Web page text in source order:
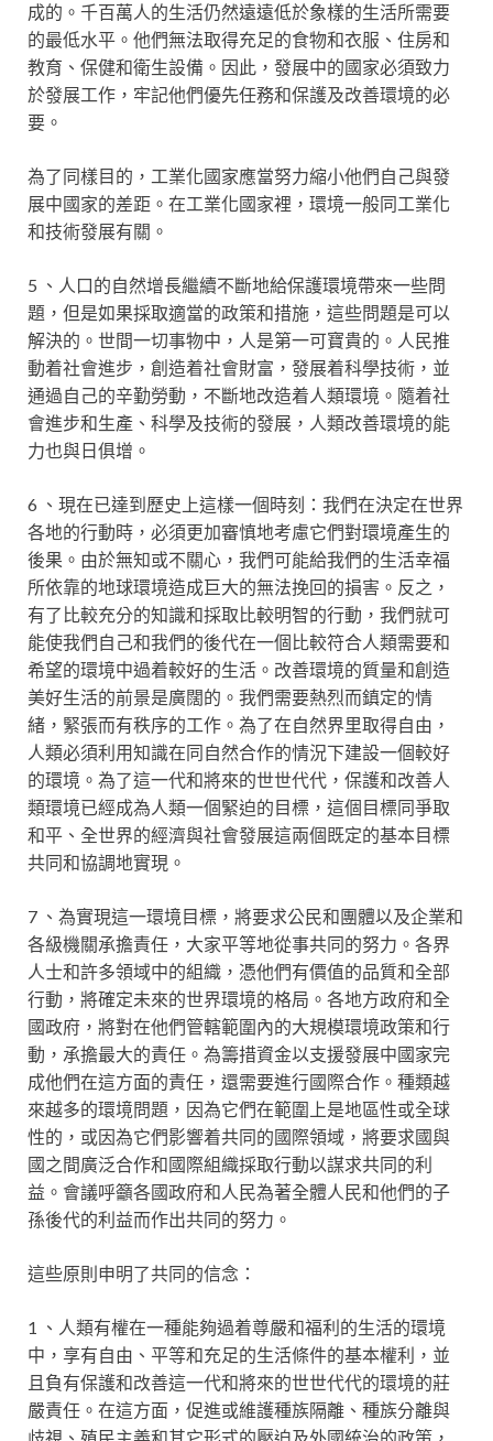
成的。千百萬人的生活仍然遠遠低於象樣的生活所需要
的最低水平。他們無法取得充足的食物和衣服、住房和
教育、保健和衛生設備。因此，發展中的國家必須致力
於發展工作，牢記他們優先任務和保護及改善環境的必
要。
為了同樣目的，工業化國家應當努力縮小他們自己與發
展中國家的差距。在工業化國家裡，環境一般同工業化
和技術發展有關。
5 、人口的自然增長繼續不斷地給保護環境帶來一些問
題，但是如果採取適當的政策和措施，這些問題是可以
解決的。世間一切事物中，人是第一可寶貴的。人民推
動着社會進步，創造着社會財富，發展着科學技術，並
通過自己的辛勤勞動，不斷地改造着人類環境。隨着社
會進步和生產、科學及技術的發展，人類改善環境的能
力也與日俱增。
6 、現在已達到歷史上這樣一個時刻：我們在決定在世界
各地的行動時，必須更加審慎地考慮它們對環境產生的
後果。由於無知或不關心，我們可能給我們的生活幸福
所依靠的地球環境造成巨大的無法挽回的損害。反之，
有了比較充分的知識和採取比較明智的行動，我們就可
能使我們自己和我們的後代在一個比較符合人類需要和
希望的環境中過着較好的生活。改善環境的質量和創造
美好生活的前景是廣闊的。我們需要熱烈而鎮定的情
緒，緊張而有秩序的工作。為了在自然界里取得自由，
人類必須利用知識在同自然合作的情況下建設一個較好
的環境。為了這一代和將來的世世代代，保護和改善人
類環境已經成為人類一個緊迫的目標，這個目標同爭取
和平、全世界的經濟與社會發展這兩個既定的基本目標
共同和協調地實現。
7 、為實現這一環境目標，將要求公民和團體以及企業和
各級機關承擔責任，大家平等地從事共同的努力。各界
人士和許多領域中的組織，憑他們有價值的品質和全部
行動，將確定未來的世界環境的格局。各地方政府和全
國政府，將對在他們管轄範圍內的大規模環境政策和行
動，承擔最大的責任。為籌措資金以支援發展中國家完
成他們在這方面的責任，還需要進行國際合作。種類越
來越多的環境問題，因為它們在範圍上是地區性或全球
性的，或因為它們影響着共同的國際領域，將要求國與
國之間廣泛合作和國際組織採取行動以謀求共同的利
益。會議呼籲各國政府和人民為著全體人民和他們的子
孫後代的利益而作出共同的努力。
這些原則申明了共同的信念：
1 、人類有權在一種能夠過着尊嚴和福利的生活的環境
中，享有自由、平等和充足的生活條件的基本權利，並
且負有保護和改善這一代和將來的世世代代的環境的莊
嚴責任。在這方面，促進或維護種族隔離、種族分離與